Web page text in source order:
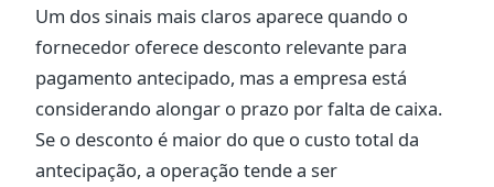
Um dos sinais mais claros aparece quando o
fornecedor oferece desconto relevante para
pagamento antecipado, mas a empresa está
considerando alongar o prazo por falta de caixa.
Se o desconto é maior do que o custo total da
antecipação, a operação tende a ser